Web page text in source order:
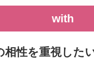
with
相性を重視した